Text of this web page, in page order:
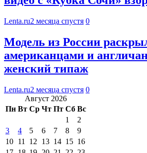
Lenta.ru2 месяца спустя 0
Модель из России
американцами и
женский типаж
Lenta.ru2 месяца спустя 0
Август 2026
Пн Вт Ср Чт Пт Сб Вс
1
2
3
4 5 6 7 8
9
10 11 12 13 14 15 16